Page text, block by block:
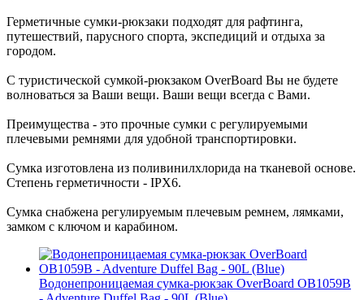
Герметичные сумки-рюкзаки подходят для рафтинга,
путешествий, парусного спорта, экспедиций и отдыха за
городом.
С туристической сумкой-рюкзаком OverBoard Вы не будете
волноваться за Ваши вещи. Ваши вещи всегда с Вами.
Преимущества - это прочные сумки с регулируемыми
плечевыми ремнями для удобной транспортировки.
Сумка изготовлена из поливинилхлорида на тканевой основе.
Степень герметичности - IPX6.
Сумка снабжена регулируемым плечевым ремнем, лямками,
замком с ключом и карабином.
Водонепроницаемая сумка-рюкзак OverBoard OB1059B